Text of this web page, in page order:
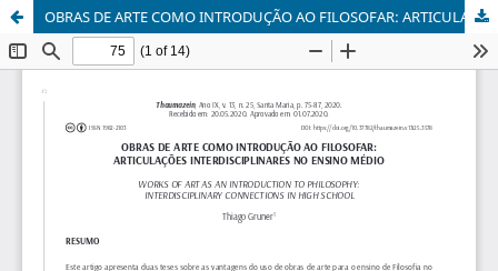
OBRAS DE ARTE COMO INTRODUÇÃO AO FILOSOFAR: ARTICULAÇÕES INTERDISCIPLINARES NO ENSINO MÉDIO